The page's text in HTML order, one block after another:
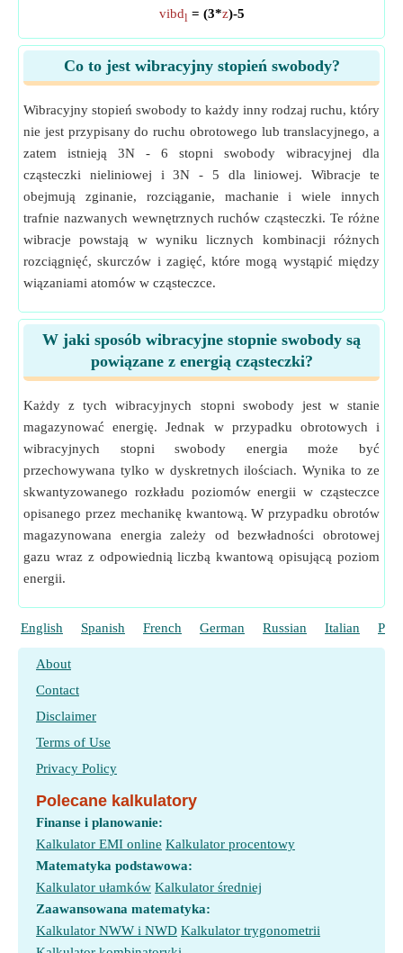
vibdl = (3*z)-5
Co to jest wibracyjny stopień swobody?
Wibracyjny stopień swobody to każdy inny rodzaj ruchu, który
nie jest przypisany do ruchu obrotowego lub translacyjnego, a
zatem istnieją 3N - 6 stopni swobody wibracyjnej dla
cząsteczki nieliniowej i 3N - 5 dla liniowej. Wibracje te
obejmują zginanie, rozciąganie, machanie i wiele innych
trafnie nazwanych wewnętrznych ruchów cząsteczki. Te różne
wibracje powstają w wyniku licznych kombinacji różnych
rozciągnięć, skurczów i zagięć, które mogą wystąpić między
wiązaniami atomów w cząsteczce.
W jaki sposób wibracyjne stopnie swobody są
powiązane z energią cząsteczki?
Każdy z tych wibracyjnych stopni swobody jest w stanie
magazynować energię. Jednak w przypadku obrotowych i
wibracyjnych stopni swobody energia może być
przechowywana tylko w dyskretnych ilościach. Wynika to ze
skwantyzowanego rozkładu poziomów energii w cząsteczce
opisanego przez mechanikę kwantową. W przypadku obrotów
magazynowana energia zależy od bezwładności obrotowej
gazu wraz z odpowiednią liczbą kwantową opisującą poziom
energii.
English Spanish French German Russian Italian
About
Contact
Disclaimer
Terms of Use
Privacy Policy
Polecane kalkulatory
Finanse i planowanie:
Kalkulator EMI online Kalkulator procentowy
Matematyka podstawowa:
Kalkulator ułamków Kalkulator średniej
Zaawansowana matematyka:
Kalkulator NWW i NWD Kalkulator trygonometrii